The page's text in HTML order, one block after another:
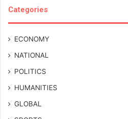
Categories
ECONOMY
NATIONAL
POLITICS
HUMANITIES
GLOBAL